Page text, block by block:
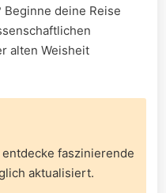
deine Reise
alten Weisheit
faszinierende
‌aktualisiert.